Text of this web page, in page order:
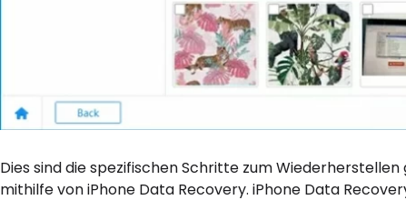
Dies sind die spezifischen Schritte zum
mithilfe von iPhone Data Recovery. iPhone Data